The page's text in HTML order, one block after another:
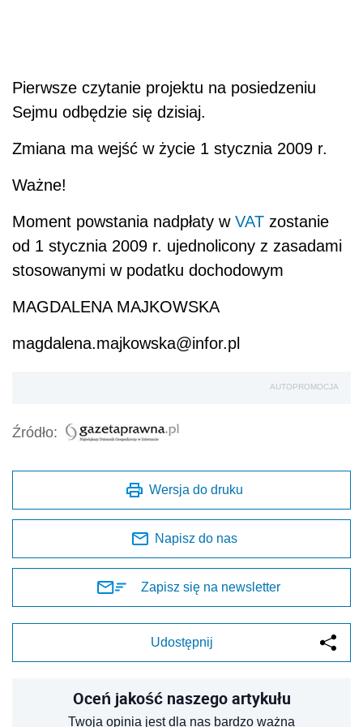
Pierwsze czytanie projektu na posiedzeniu
Sejmu odbędzie się dzisiaj.
Zmiana ma wejść w życie 1 stycznia 2009 r.
Ważne!
Moment powstania nadpłaty w VAT zostanie
od 1 stycznia 2009 r. ujednolicony z zasadami
stosowanymi w podatku dochodowym
MAGDALENA MAJKOWSKA
magdalena.majkowska@infor.pl
AUTOPROMOCJA
Źródło:
Wersja do druku
Napisz do nas
Zapisz się na newsletter
Udostępnij
Oceń jakość naszego artykułu
Twoja opinia jest dla nas bardzo ważna